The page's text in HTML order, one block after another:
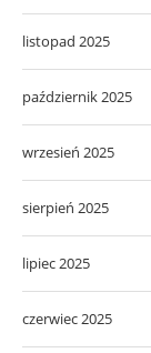
listopad 2025
październik 2025
wrzesień 2025
sierpień 2025
lipiec 2025
czerwiec 2025